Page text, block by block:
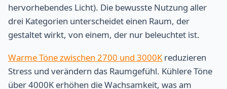
hervorhebendes Licht). Die bewusste Nutzung aller
drei Kategorien unterscheidet einen Raum, der
gestaltet wirkt, von einem, der nur beleuchtet ist.
Warme Töne zwischen 2700 und 3000Kreduzieren
Stress und verändern das Raumgefühl. Kühlere Töne
über 4000K erhöhen die Wachsamkeit, was am